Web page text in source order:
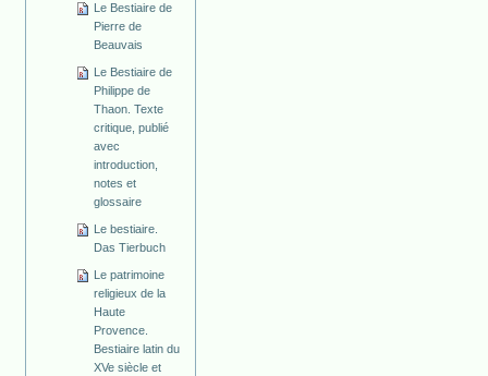
Le Bestiaire de
Pierre de
Beauvais
Le Bestiaire de
Philippe de
Thaon. Texte
critique, publié
avec
introduction,
notes et
glossaire
Le bestiaire.
Das Tierbuch
Le patrimoine
religieux de la
Haute
Provence.
Bestiaire latin du
XVe siècle et